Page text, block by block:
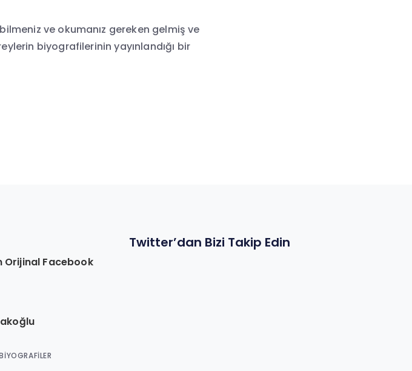
ve okumanız gereken gelmiş ve
biyografilerinin yayınlandığı bir
Orijinal Facebook
Twitter’dan Bizi Takip Edin